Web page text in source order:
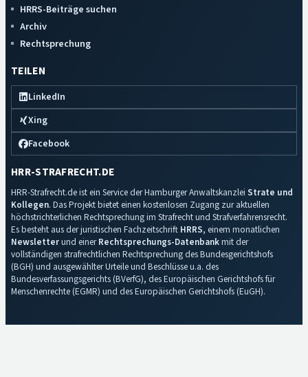
HRRS-Beiträge suchen
Archiv
Rechtsprechung
TEILEN
LinkedIn
Xing
Facebook
HRR-STRAFRECHT.DE
HRR-Strafrecht.de ist ein Service der Hamburger Anwaltskanzlei Strate und
Kollegen. Das Projekt bietet einen kostenlosen Zugang zur aktuellen
höchstrichterlichen Rechtsprechung im Strafrecht und Strafverfahrensrecht.
Es besteht aus der juristischen Fachzeitschrift HRRS, einem monatlichen
Newsletterund einerRechtsprechungs-Datenbankmit der
vollständigen strafrechtlichen Rechtsprechung des Bundesgerichtshofs
(BGH) und ausgewählter Urteile und Beschlüsse u.a. des
Bundesverfassungsgerichts (BVerfG), des Europäischen Gerichtshofs für
Menschenrechte (EGMR) und des Europäischen Gerichtshofs (EuGH).